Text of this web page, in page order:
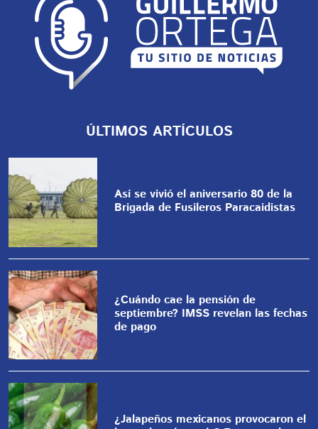
ÚLTIMOS ARTÍCULOS
Así se vivió el aniversario 80 de la
Brigada de Fusileros Paracaidistas
¿Cuándo cae la pensión de
septiembre? IMSS revelan las fechas
de pago
¿Jalapeños mexicanos provocaron el